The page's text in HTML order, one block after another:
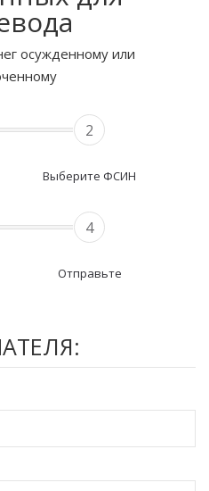
осужденному или
2
Выберите ФСИН
4
Отправьте